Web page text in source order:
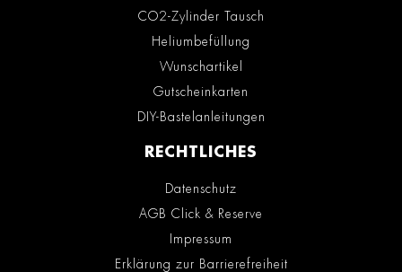
CO2-Zylinder Tausch
Heliumbefüllung
Wunschartikel
Gutscheinkarten
DIY-Bastelanleitungen
RECHTLICHES
Datenschutz
AGB Click & Reserve
Impressum
Erklärung zur Barrierefreiheit